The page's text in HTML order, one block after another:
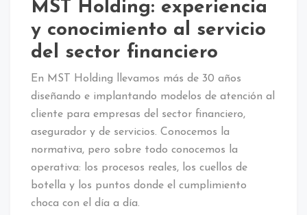
MST Holding: experiencia
y conocimiento al servicio
del sector financiero
En MST Holding llevamos más de 30 años
diseñando e implantando modelos de atención al
cliente para empresas del sector financiero,
asegurador y de servicios. Conocemos la
normativa, pero sobre todo conocemos la
operativa: los procesos reales, los cuellos de
botella y los puntos donde el cumplimiento
choca con el día a día.